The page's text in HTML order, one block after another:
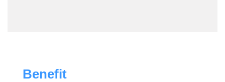
Benefit